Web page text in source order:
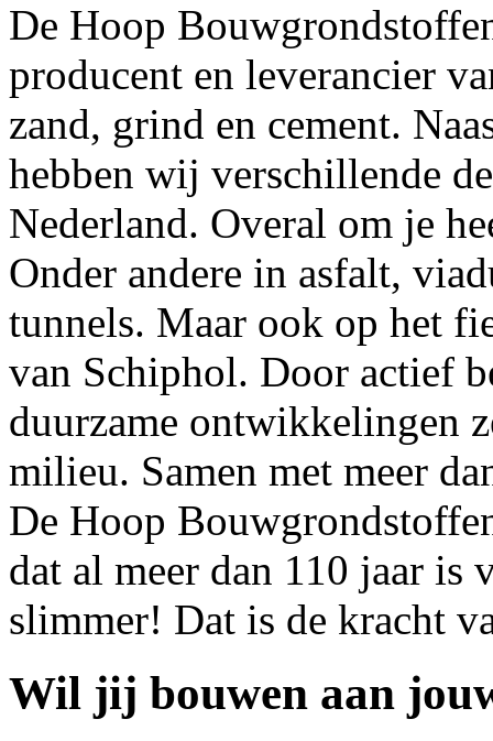
De Hoop
producent en leverancier
zand, grind en cement.
hebben wij verschillende
Nederland. Overal om je
Onder andere in asfalt,
tunnels. Maar ook op het
van Schiphol. Door actief
duurzame ontwikkelingen
milieu. Samen met meer
De Hoop
dat al meer dan 110 jaar is
slimmer! Dat is de kracht
Wil jij bouwen aan